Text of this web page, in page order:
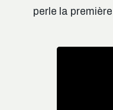
perle la